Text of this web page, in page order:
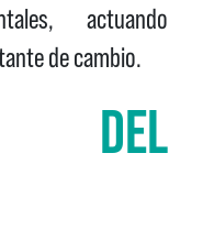
actuando
de cambio.
DEL